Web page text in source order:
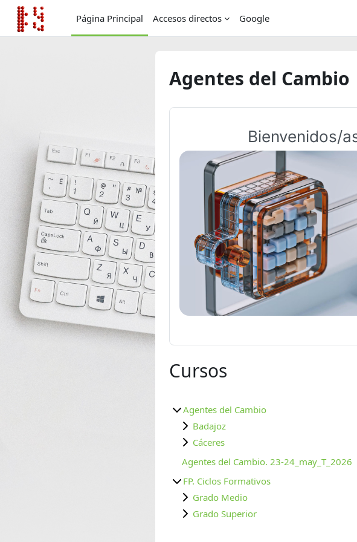
Salta al contenido principal
Página Principal
Accesos directos Google
Agentes del Cambio
Bienvenidos/
Cursos
Agentes del Cambio
Badajoz
Cáceres
Agentes del Cambio. 23-24_may_T_2026
FP. Ciclos Formativos
Grado Medio
Grado Superior